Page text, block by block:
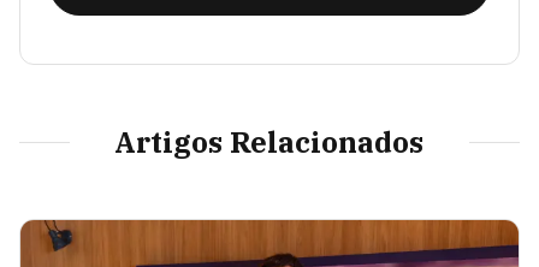
Artigos Relacionados